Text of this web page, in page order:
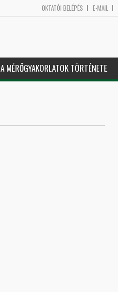
OKTATÓI BELÉPÉS E-MAIL
A MÉRŐGYAKORLATOK TÖRTÉNETE